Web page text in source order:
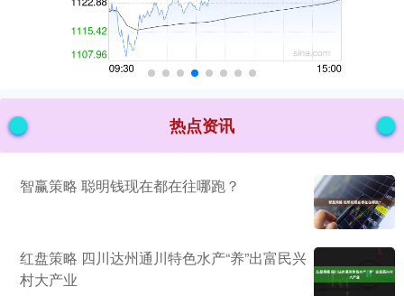
热点资讯
智赢策略 聪明钱现在都在往哪跑？
红盘策略 四川达州通川特色水产“养”出富民兴
村大产业